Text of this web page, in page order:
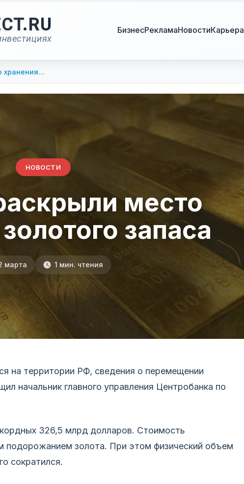
БизнесРекламаНовостиКарьера
хранения…
НОВОСТИ
место
запаса
марта 1 мин. чтения
на территории РФ, сведения о перемещении
начальник главного управления Центробанка по
326,5 млрд долларов. Стоимость
подорожанием золота. При этом физический объем
сократился.